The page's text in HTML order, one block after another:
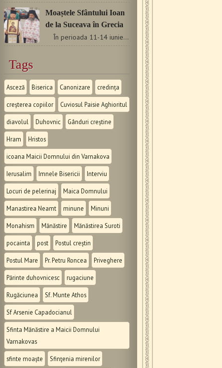
Moaștele Sfântului Ioan
de la Suceava în Grecia
În perioada 11-14 iunie 2017, parohia greacă…
Tags
Asceză Biserica Canonizare credința
creșterea copiilor Cuviosul Paisie Aghioritul
diavolul Duhovnic Gânduri creștine
Hram Hristos
icoana Maicii Domnului din Varnakova
Ierusalim Imnele Bisericii Interviu
Locuri de pelerinaj Maica Domnului
Manastirea Neamt minune Minuni
Monahism Mănăstire Mănăstirea Suroti
pocainta post Postul creștin
Postul Mare Pr. Petru Roncea Priveghere
Părinte duhovnicesc rugaciune
Rugăciunea Sf. Munte Athos
Sf Arsenie Capadocianul
Sfinta Mănăstire a Maicii Domnului
Varnakovas
sfinte moaște Sfinţenia mirenilor